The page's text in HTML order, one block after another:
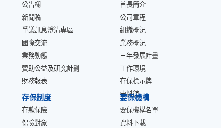
公告欄
新聞稿
爭議訊息澄清專區
國際交流
業務動態
贊助公益及研究計劃
財務報表
首長簡介
公司章程
組織概況
業務概況
三年發展計畫
工作環境
存保標示牌
史料館
存保制度
存款保險
保險對象
要保機構
要保機構名單
資料下載